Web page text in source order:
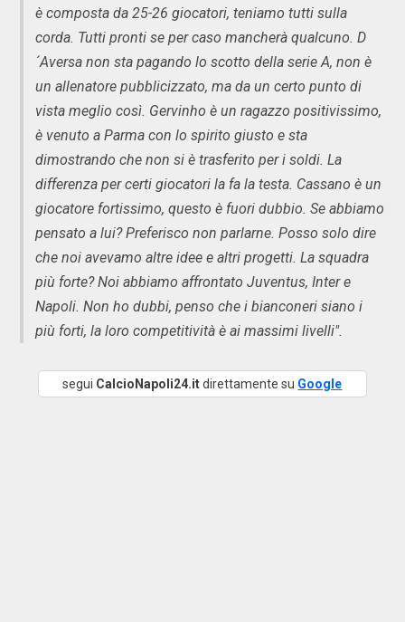
è composta da 25-26 giocatori, teniamo tutti sulla
corda. Tutti pronti se per caso mancherà qualcuno. D
´Aversa non sta pagando lo scotto della serie A, non è
un allenatore pubblicizzato, ma da un certo punto di
vista meglio così. Gervinho è un ragazzo positivissimo,
è venuto a Parma con lo spirito giusto e sta
dimostrando che non si è trasferito per i soldi. La
differenza per certi giocatori la fa la testa. Cassano è un
giocatore fortissimo, questo è fuori dubbio. Se abbiamo
pensato a lui? Preferisco non parlarne. Posso solo dire
che noi avevamo altre idee e altri progetti. La squadra
più forte? Noi abbiamo affrontato Juventus, Inter e
Napoli. Non ho dubbi, penso che i bianconeri siano i
più forti, la loro competitività è ai massimi livelli".
segui CalcioNapoli24.itdirettamente su Google